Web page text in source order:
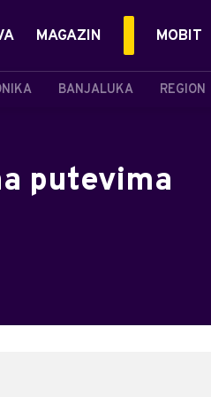
BANJALUKA REGION
MAGAZIN MOBIT
putevima